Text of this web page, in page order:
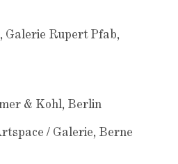
Galerie Rupert Pfab,
& Kohl, Berlin
/ Galerie, Berne